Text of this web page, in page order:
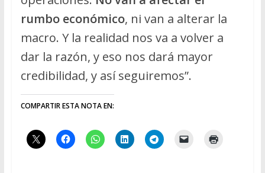
rumbo económico, ni van a alterar la
macro. Y la realidad nos va a volver a
dar la razón, y eso nos dará mayor
credibilidad, y así seguiremos”.
COMPARTIR ESTA NOTA EN: